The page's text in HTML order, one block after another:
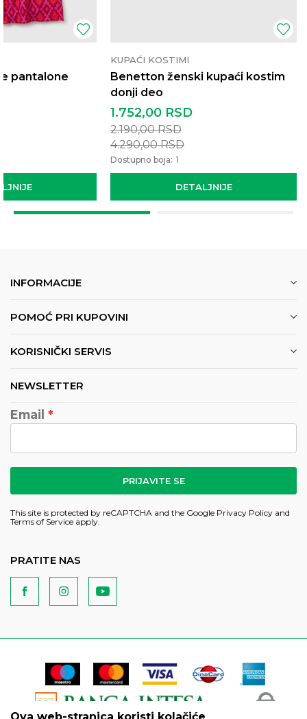
pantalone
KUPAĆI KOSTIMI
Benetton ženski kupaći kostim
donji deo
DETALJNIJE
1.752,00 RSD
2.190,00RSD
4.290,00RSD
Dostupno boja: 1
INFORMACIJE
POMOĆ PRI KUPOVINI
KORISNIČKI SERVIS
NEWSLETTER
Email
PRIJAVITE SE
This site is protected by reCAPTCHA and the Google Privacy Policy and
Terms of Service apply.
PRATITE NAS